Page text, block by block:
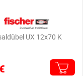
UX 12x70 K